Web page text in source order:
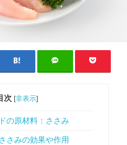
次 [非表示]
の原材料：ささみ
さみの効果や作用